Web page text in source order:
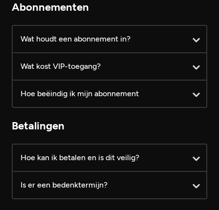
Abonnementen
Wat houdt een abonnement in?
Wat kost VIP-toegang?
1 maand VIP € 24,99 /mnd
4 maanden VIP € 14,99 /mnd
Hoe beëindig ik mijn abonnement
Betalingen
Hoe kan ik betalen en is dit veilig?
Is er een bedenktermijn?